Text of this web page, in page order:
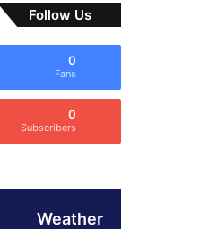
Follow Us
0
Fans
0
Subscribers
Weather